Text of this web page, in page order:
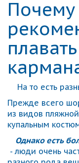
Почему
На то есть
Прежде всего
из видов
купальным
Однако есть
- люди очень